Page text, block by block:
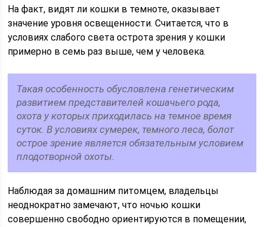
На факт, видят ли кошки в темноте, оказывает
значение уровня освещенности. Считается, что в
условиях слабого света острота зрения у кошки
примерно в семь раз выше, чем у человека.
Такая особенность обусловлена генетическим
развитием представителей кошачьего рода,
охота у которых приходилась на темное время
суток. В условиях сумерек, темного леса, болот
острое зрение является обязательным условием
плодотворной охоты.
Наблюдая за домашним питомцем, владельцы
неоднократно замечают, что ночью кошки
совершенно свободно ориентируются в помещении,